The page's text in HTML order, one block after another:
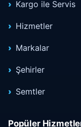
Kargo ile Servis
Hizmetler
Markalar
Şehirler
Semtler
Popüler